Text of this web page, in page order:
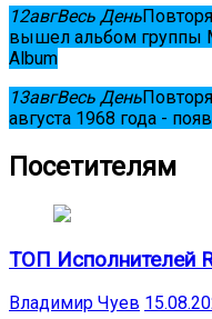
12авгВесь День
вышел альбом группы
Album
13авгВесь День
августа 1968 года -
Посетителям
ТОП Исполнителей
Владимир Чуев